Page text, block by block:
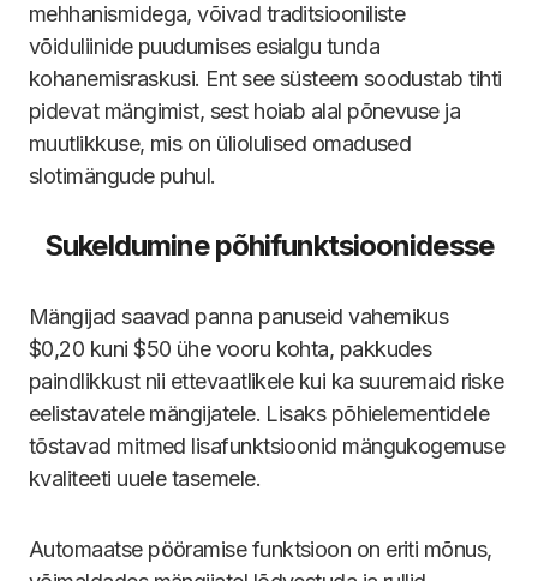
mehhanismidega, võivad traditsiooniliste
võiduliinide puudumises esialgu tunda
kohanemisraskusi. Ent see süsteem soodustab tihti
pidevat mängimist, sest hoiab alal põnevuse ja
muutlikkuse, mis on üliolulised omadused
slotimängude puhul.
Sukeldumine põhifunktsioonidesse
Mängijad saavad panna panuseid vahemikus
$0,20 kuni $50 ühe vooru kohta, pakkudes
paindlikkust nii ettevaatlikele kui ka suuremaid riske
eelistavatele mängijatele. Lisaks põhielementidele
tõstavad mitmed lisafunktsioonid mängukogemuse
kvaliteeti uuele tasemele.
Automaatse pööramise funktsioon on eriti mõnus,